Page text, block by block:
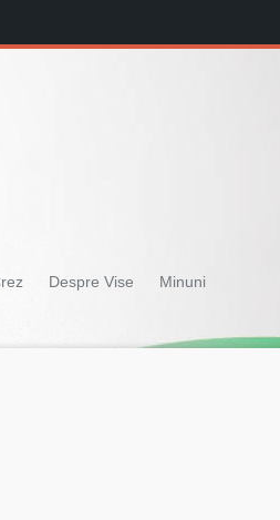
Despre Vise
Minuni